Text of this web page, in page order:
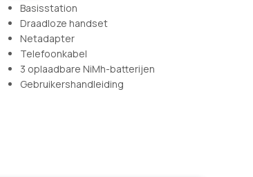
Basisstation
Draadloze handset
Netadapter
Telefoonkabel
3 oplaadbare NiMh-batterijen
Gebruikershandleiding